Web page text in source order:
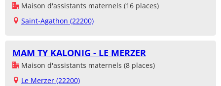
Maison d'assistants maternels (16 places)
Saint-Agathon (22200)
MAM TY KALONIG - LE MERZER
Maison d'assistants maternels (8 places)
Le Merzer (22200)